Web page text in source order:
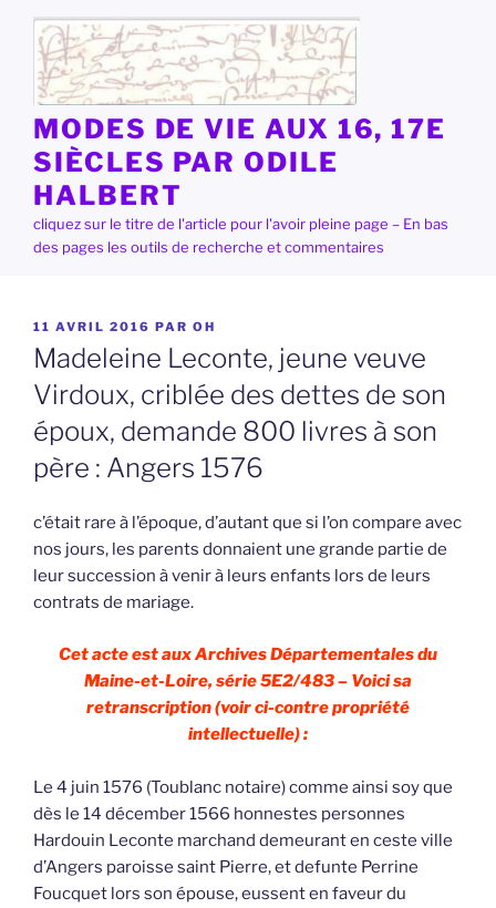
contenu
principal
MODES DE VIE AUX 16, 17E
SIÈCLES PAR ODILE
HALBERT
cliquez sur le titre de l'article pour l'avoir pleine page – En bas
des pages les outils de recherche et commentaires
PUBLIÉ
LE
11 AVRIL 2016 PAR OH
Madeleine Leconte, jeune veuve
Virdoux, criblée des dettes de son
époux, demande 800 livres à son
père : Angers 1576
c’était rare à l’époque, d’autant que si l’on compare avec
nos jours, les parents donnaient une grande partie de
leur succession à venir à leurs enfants lors de leurs
contrats de mariage.
Cet acte est aux Archives Départementales du
Maine-et-Loire, série 5E2/483 – Voici sa
retranscription (voir ci-contre propriété
intellectuelle) :
Le 4 juin 1576 (Toublanc notaire) comme ainsi soy que
dès le 14 décember 1566 honnestes personnes
Hardouin Leconte marchand demeurant en ceste ville
d’Angers paroisse saint Pierre, et defunte Perrine
Foucquet lors son épouse, eussent en faveur du